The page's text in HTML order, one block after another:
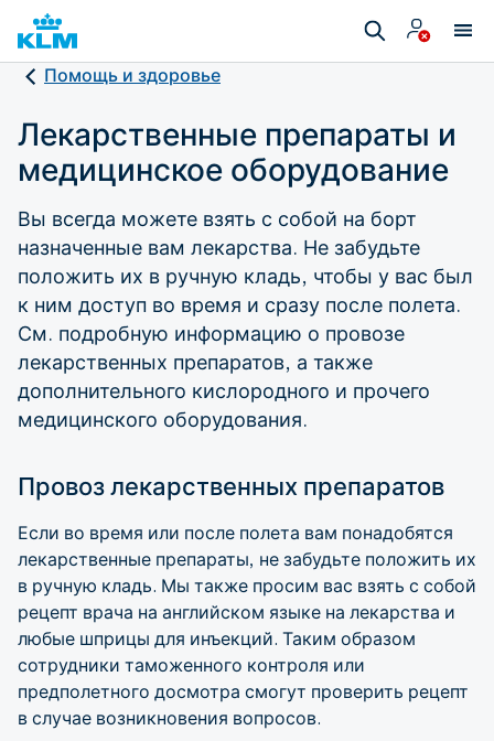
Помощь и здоровье
Лекарственные препараты и
медицинское оборудование
Вы всегда можете взять с собой на борт
назначенные вам лекарства. Не забудьте
положить их в ручную кладь, чтобы у вас был
к ним доступ во время и сразу после полета.
См. подробную информацию о провозе
лекарственных препаратов, а также
дополнительного кислородного и прочего
медицинского оборудования.
Провоз лекарственных препаратов
Если во время или после полета вам понадобятся
лекарственные препараты, не забудьте положить их
в ручную кладь. Мы также просим вас взять с собой
рецепт врача на английском языке на лекарства и
любые шприцы для инъекций. Таким образом
сотрудники таможенного контроля или
предполетного досмотра смогут проверить рецепт
в случае возникновения вопросов.